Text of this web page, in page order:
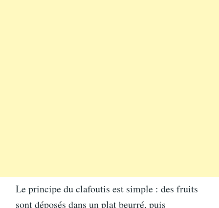
Le principe du clafoutis est simple : des fruits
sont déposés dans un plat beurré, puis